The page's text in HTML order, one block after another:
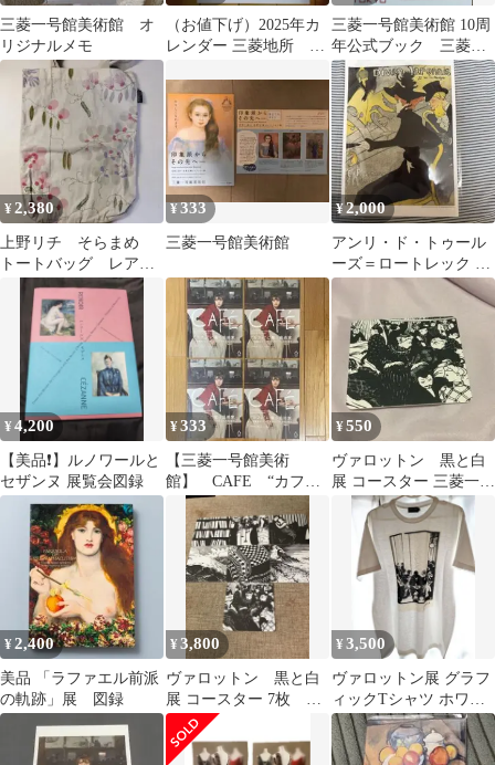
三菱一号館美術館 オ
リジナルメモ
（お値下げ）2025年カ
レンダー 三菱地所 一
三菱一号館美術館 10周
年公式ブック 三菱一
号館美術館の10年 カタ
ログ
¥2,380
上野リチ そらまめ
トートバッグ レア
上野リチ・リックス
¥333
三菱一号館美術館
¥2,000
アンリ・ド・トゥール
ーズ＝ロートレック デ
ィヴァン・ジャポネ ポ
¥4,200
【美品❗】ルノワールと
セザンヌ 展覧会図録
¥333
【三菱一号館美術
館】 CAFE “カフ
ェ”に集う芸術家 チラ
シ４部
¥550
ヴァロットン 黒と白
展 コースター 三菱一号
館美術館
¥2,400
美品 「ラファエル前派
の軌跡」展 図録
¥3,800
ヴァロットン 黒と白
展 コースター 7枚 三
菱一号館美術館
¥3,500
ヴァロットン展 グラフ
ィックTシャツ ホワイ
ト XL